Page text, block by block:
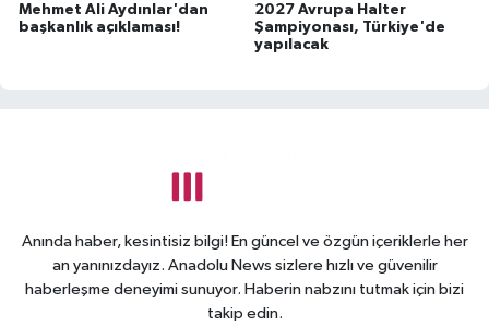
Mehmet Ali Aydınlar'dan
başkanlık açıklaması!
2027 Avrupa Halter
Şampiyonası, Türkiye'de
yapılacak
Anında haber, kesintisiz bilgi! En güncel ve özgün içeriklerle her
an yanınızdayız. Anadolu News sizlere hızlı ve güvenilir
haberleşme deneyimi sunuyor. Haberin nabzını tutmak için bizi
takip edin.